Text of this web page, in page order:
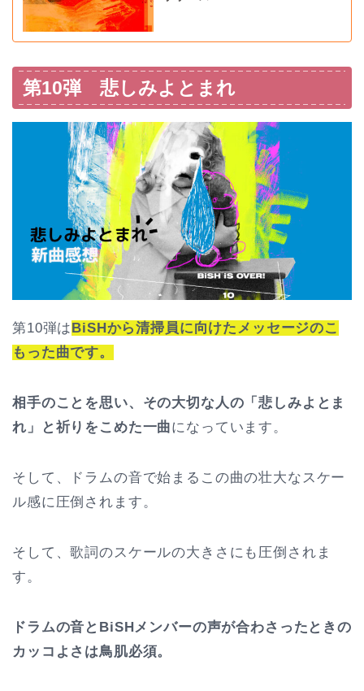
第10弾 悲しみよとまれ
第10弾はBiSHから清掃員に向けたメッセージのこ
もった曲です。
相手のことを思い、その大切な人の「悲しみよとま
れ」と祈りをこめた一曲になっています。
そして、ドラムの音で始まるこの曲の壮大なスケー
ル感に圧倒されます。
そして、歌詞のスケールの大きさにも圧倒されま
す。
ドラムの音とBiSHメンバーの声が合わさったときの
カッコよさは鳥肌必須。